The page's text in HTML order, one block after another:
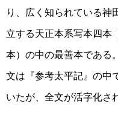
り、広く知られている神
立する天正本系写本四本
本）の中の最善本である
文は『参考太平記』の中
いたが、全文が活字化さ